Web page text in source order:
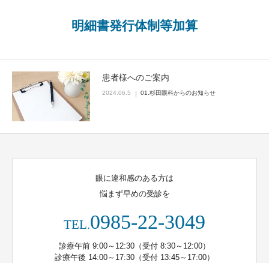
明細書発行体制等加算
患者様へのご案内
2024.06.5 01.杉田眼科からのお知らせ
眼に違和感のある方は
悩まず早めの受診を
TEL.0985-22-3049
診療午前 9:00～12:30（受付 8:30～12:00）
診療午後 14:00～17:30（受付 13:45～17:00）
よくあるご質問